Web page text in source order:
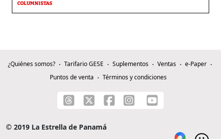
COLUMNISTAS
¿Quiénes somos? Tarifario GESE Suplementos Ventas
e-Paper
Puntos de venta
Términos y condiciones
© 2019 La Estrella de Panamá